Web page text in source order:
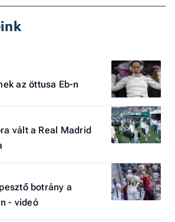
az öttusa Eb-n
vált a Real Madrid
botrány a
- videó